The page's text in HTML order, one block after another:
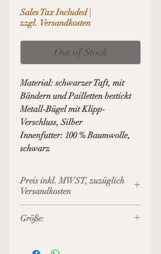
Sales Tax Included|
zzgl. Versandkosten
Out of Stock
Material: schwarzer Taft, mit
Bändern und Pailletten bestickt
Metall-Bügel mit Klipp-
Verschluss, Silber
Innenfutter: 100 % Baumwolle,
schwarz
Preis inkl. MWST, zuzüglich
Versandkosten
Größe:
Breite unten: 10 cm